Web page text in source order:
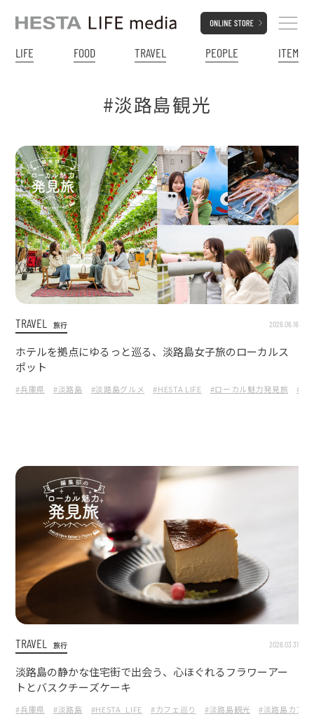
LIFE FOOD TRAVEL PEOPLE ITEM
#淡路島観光
TRAVEL 旅行 2026.06.16
ホテルを拠点にゆるっと巡る、淡路島女子旅のローカルス
ポット
#兵庫県 #淡路島 #淡路島グルメ #HESTA LIFE #ローカル魅力発見旅 #ザ
TRAVEL 旅行 2026.03.31
淡路島の静かな住宅街で出会う、心ほぐれるフラワーアー
トとバスクチーズケーキ
#兵庫県 #淡路島 #HESTA_LIFE #カフェ巡り #淡路島観光 #淡路島カフェ